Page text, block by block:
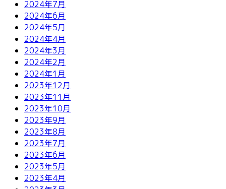
2024年7月
2024年6月
2024年5月
2024年4月
2024年3月
2024年2月
2024年1月
2023年12月
2023年11月
2023年10月
2023年9月
2023年8月
2023年7月
2023年6月
2023年5月
2023年4月